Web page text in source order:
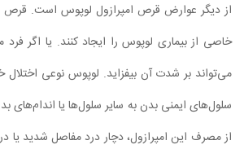
از دیگر عوارض قرص امپرازول لوپوس است. قرص
خاصی از بیماری لوپوس را ایجاد کنند. یا اگر فرد
می‌تواند بر شدت آن بیفزاید. لوپوس نوعی
سلول‌های ایمنی بدن به سایر سلول‌ها یا اندام‌های
از مصرف این امپرازول، دچار درد مفاصل شدید یا